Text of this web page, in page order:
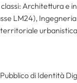
Architettura
LM24),
di Identità